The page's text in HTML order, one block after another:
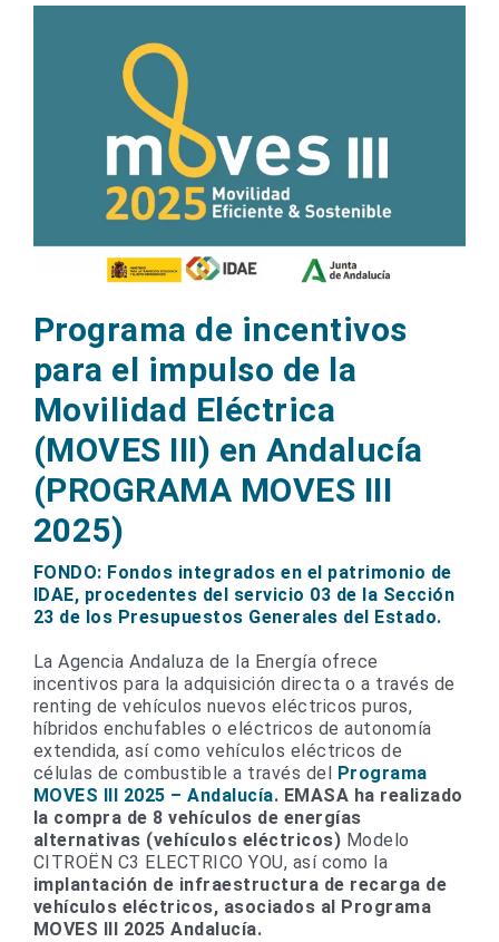
Programa de incentivos
para el impulso de la
Movilidad Eléctrica
(MOVES III) en Andalucía
(PROGRAMA MOVES III
2025)
FONDO: Fondos integrados en el patrimonio de
IDAE, procedentes del servicio 03 de la Sección
23 de los Presupuestos Generales del Estado.
La Agencia Andaluza de la Energía ofrece
incentivos para la adquisición directa o a través de
renting de vehículos nuevos eléctricos puros,
híbridos enchufables o eléctricos de autonomía
extendida, así como vehículos eléctricos de
células de combustible a través del Programa
MOVES III 2025 – Andalucía. EMASA ha realizado
la compra de 8 vehículos de energías
alternativas (vehículos eléctricos) Modelo
CITROËN C3 ELECTRICO YOU, así como la
implantación de infraestructura de recarga de
vehículos eléctricos, asociados al Programa
MOVES III 2025 Andalucía.